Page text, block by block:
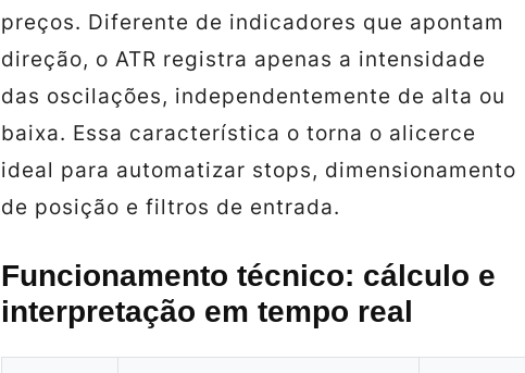
preços. Diferente de indicadores que apontam
direção, o ATR registra apenas a intensidade
das oscilações, independentemente de alta ou
baixa. Essa característica o torna o alicerce
ideal para automatizar stops, dimensionamento
de posição e filtros de entrada.
Funcionamento técnico: cálculo e
interpretação em tempo real